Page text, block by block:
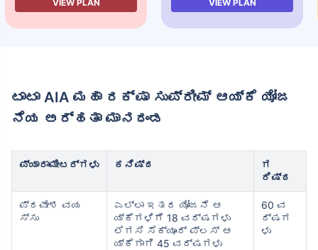
VIEW PLAN VIEW PLAN
ಟಾಟಾ AIA ಮಹಾ ರಕ್ಷಾ ಸುಪ್ರೀಮ್ ಆಯ್ಕೆ ಯೋಜ
ನೆಯ ಅರ್ಹತಾ ಮಾನದಂಡ
ಪ್ಯಾರಾಮೀಟರ್‌ಗಳು ಕನಿಷ್ಠ
ಗ
ರಿಷ್ಠ
ಪ್ರವೇಶ ವಯ
ಸ್ಸು
ಎಲ್ಲಾ ಇತರ ಯೋಜನೆ ಆ
ಯ್ಕೆಗಳಿಗೆ 18 ವರ್ಷಗಳು
ಲೆಗಸಿ ಸೆಕ್ಯೂರ್ ಪ್ಲಸ್ ಆ
ಯ್ಕೆಗಾಗಿ 45 ವರ್ಷಗಳು
60 ವ
ರ್ಷಗ
ಳು